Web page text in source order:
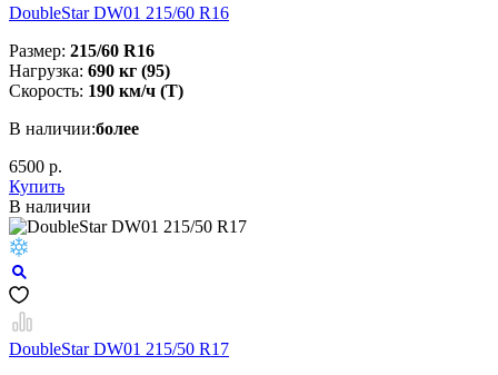
DoubleStar DW01 215/60 R16
Размер: 215/60 R16
Нагрузка: 690 кг (95)
Скорость: 190 км/ч (T)
В наличии:более
6500 р.
Купить
В наличии
DoubleStar DW01 215/50 R17